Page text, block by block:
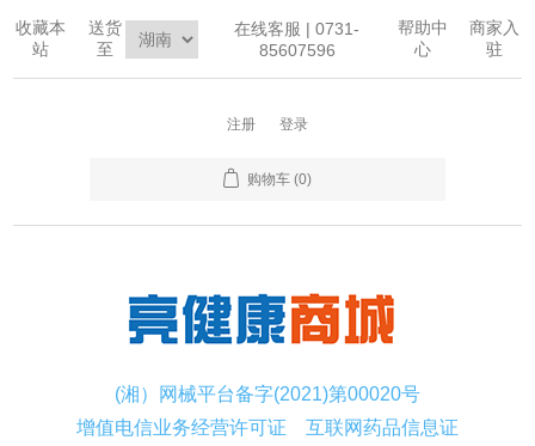
收藏本
站
送货
至
在线客服 | 0731-
85607596
帮助中
心
商家入
驻
注册 登录
购物车 (0)
(湘）网械平台备字(2021)第00020号
增值电信业务经营许可证
互联网药品信息证